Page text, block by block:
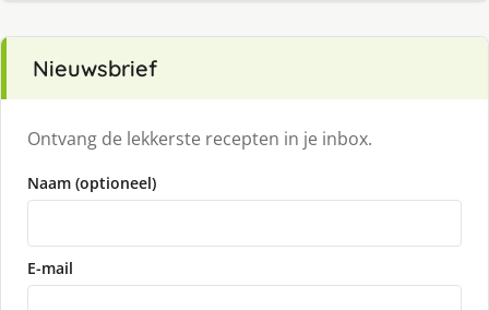
Nieuwsbrief
Ontvang de lekkerste recepten in je inbox.
Naam (optioneel)
E-mail